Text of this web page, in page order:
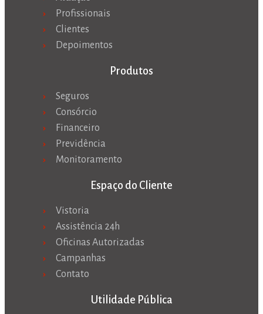
Profissionais
Clientes
Depoimentos
Produtos
Seguros
Consórcio
Financeiro
Previdência
Monitoramento
Espaço do Cliente
Vistoria
Assistência 24h
Oficinas Autorizadas
Campanhas
Contato
Utilidade Pública